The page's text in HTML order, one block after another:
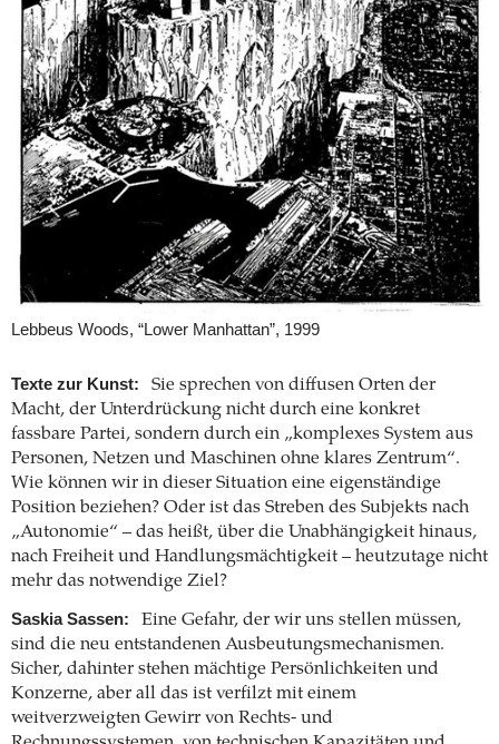
Lebbeus Woods, “Lower Manhattan”, 1999
Texte zur Kunst:
Sie sprechen von diffusen Orten der
Macht, der Unterdrückung nicht durch eine konkret
fassbare Partei, sondern durch ein „komplexes System aus
Personen, Netzen und Maschinen ohne klares Zentrum“.
Wie können wir in dieser Situation eine eigenständige
Position beziehen? Oder ist das Streben des Subjekts nach
„Autonomie“ – das heißt, über die Unabhängigkeit hinaus,
nach Freiheit und Handlungsmächtigkeit – heutzutage nicht
mehr das notwendige Ziel?
Saskia Sassen:
Eine Gefahr, der wir uns stellen müssen,
sind die neu entstandenen Ausbeutungsmechanismen.
Sicher, dahinter stehen mächtige Persönlichkeiten und
Konzerne, aber all das ist verfilzt mit einem
weitverzweigten Gewirr von Rechts- und